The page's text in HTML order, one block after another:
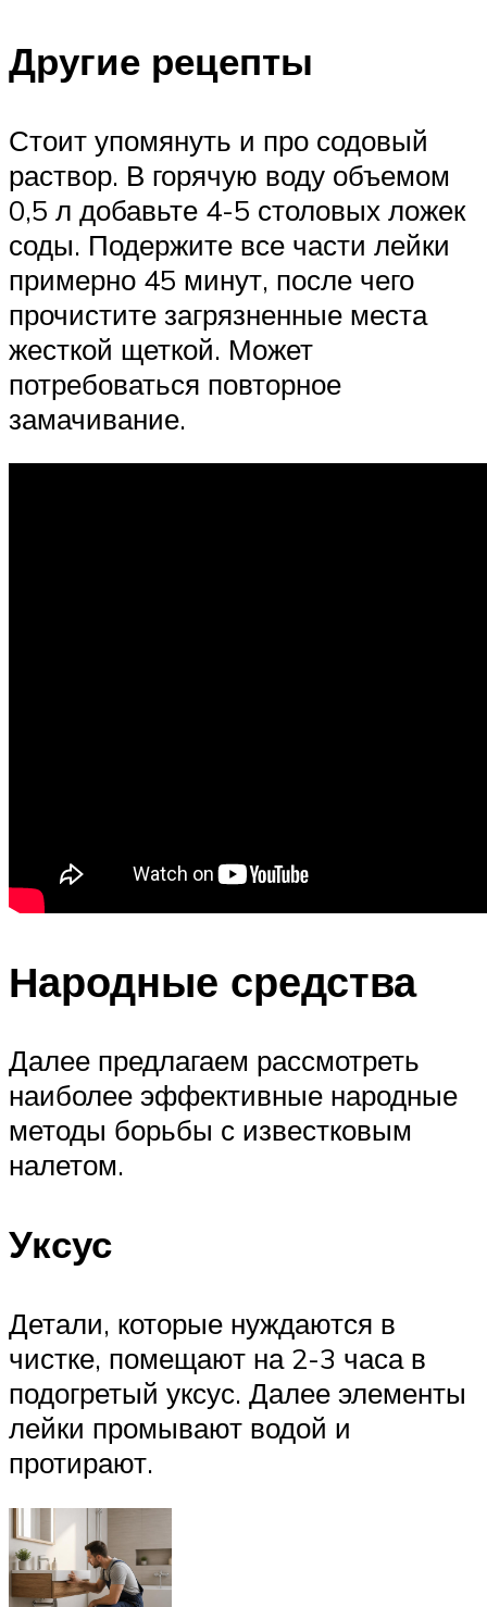
Другие рецепты
Стоит упомянуть и про содовый
раствор. В горячую воду объемом
0,5 л добавьте 4-5 столовых ложек
соды. Подержите все части лейки
примерно 45 минут, после чего
прочистите загрязненные места
жесткой щеткой. Может
потребоваться повторное
замачивание.
Народные средства
Далее предлагаем рассмотреть
наиболее эффективные народные
методы борьбы с известковым
налетом.
Уксус
Детали, которые нуждаются в
чистке, помещают на 2-3 часа в
подогретый уксус. Далее элементы
лейки промывают водой и
протирают.